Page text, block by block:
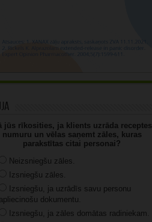
jūs rīkosities, ja klients uzrāda receptes
numuru un vēlas saņemt zāles, kuras
parakstītas citai personai?
Neizsniegšu zāles.
Izsniegšu zāles.
Izsniegšu, ja uzrādīs savu personu
dokumentu.
Izsniegšu, ja zāles domātas radiniekam.